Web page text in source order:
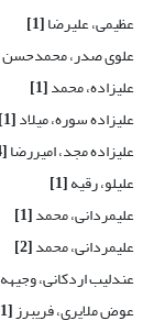
عظیمی، علیرضا[1]
علوی صدر، محمدحسن
علیزاده، محمد[1]
علیزاده سوره، میلاد[1]
علیزاده مجد، امیررضا[4]
علیلو، رقیه[1]
علیمردانی، محمد[1]
علیمردانی، محمد[2]
عندلیب اردکانی، وجیهه
عوض ملایری، فریبرز[1]